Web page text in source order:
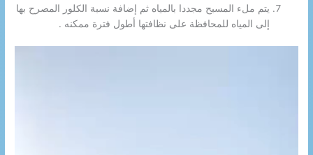
يتم ملء المسبح مجددا بالمياه ثم إضافة نسبة الكلور المصرح بها
إلى المياه للمحافظة على نظافتها أطول فترة ممكنه .